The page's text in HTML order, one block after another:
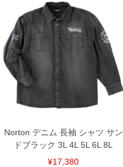
Norton デニム 長袖 シャツ サン
ドブラック 3L 4L 5L 6L 8L
¥17,380